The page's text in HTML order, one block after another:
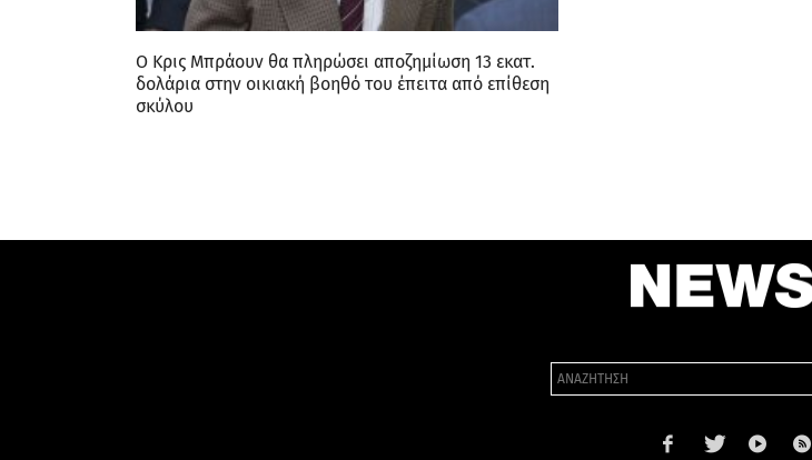
Ο Κρις Μπράουν θα πληρώσει αποζημίωση 13 εκατ.
δολάρια στην οικιακή βοηθό του έπειτα από επίθεση
σκύλου